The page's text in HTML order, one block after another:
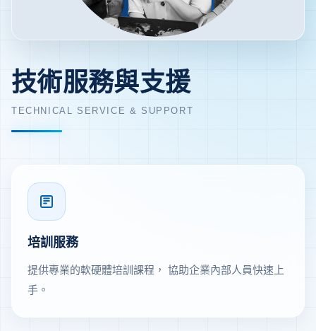
技術服務與支援
TECHNICAL SERVICE & SUPPORT
培訓服務
提供專業的軟硬體培訓課程， 協助企業內部人員快速上
手。